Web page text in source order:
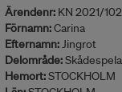
Ärendenr:KN 2021/
Förnamn:Carina
Efternamn:Jingrot
Delområde:
Hemort:STOCKHOLM